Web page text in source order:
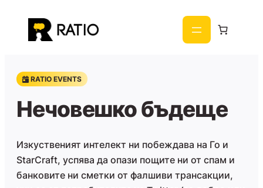
съдържанието
RATIO EVENTS
Нечовешко бъдеще
Изкуственият интелект ни побеждава на Го и
StarCraft, успява да опази пощите ни от спам и
банковите ни сметки от фалшиви трансакции,